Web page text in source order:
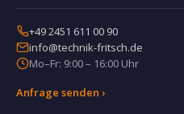
+49 2451 611 00 90
info@technik-fritsch.de
Mo–Fr: 9:00 – 16:00 Uhr
Anfrage senden ›